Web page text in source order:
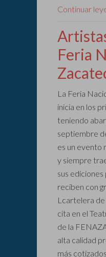
Continuar
Feria
La Feria
inicia en los
teniendo
septiembre
es un evento
y siempre
sus ediciones
reciben con
Lcartelera
cita en el
de la
alta calidad
más